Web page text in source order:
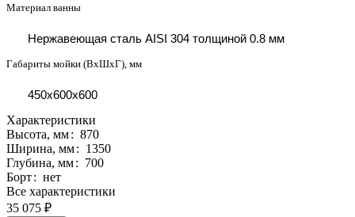
Материал ванны
Нержавеющая сталь AISI 304 толщиной 0.8 мм
Габариты мойки (ВxШxГ), мм
450x600x600
Характеристики
Высота, мм: 870
Ширина, мм: 1350
Глубина, мм: 700
Борт: нет
Все характеристики
35 075 ₽